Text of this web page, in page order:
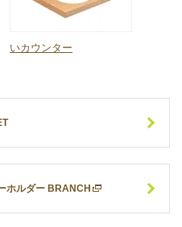
いカウンター
ホルダー BRANCH